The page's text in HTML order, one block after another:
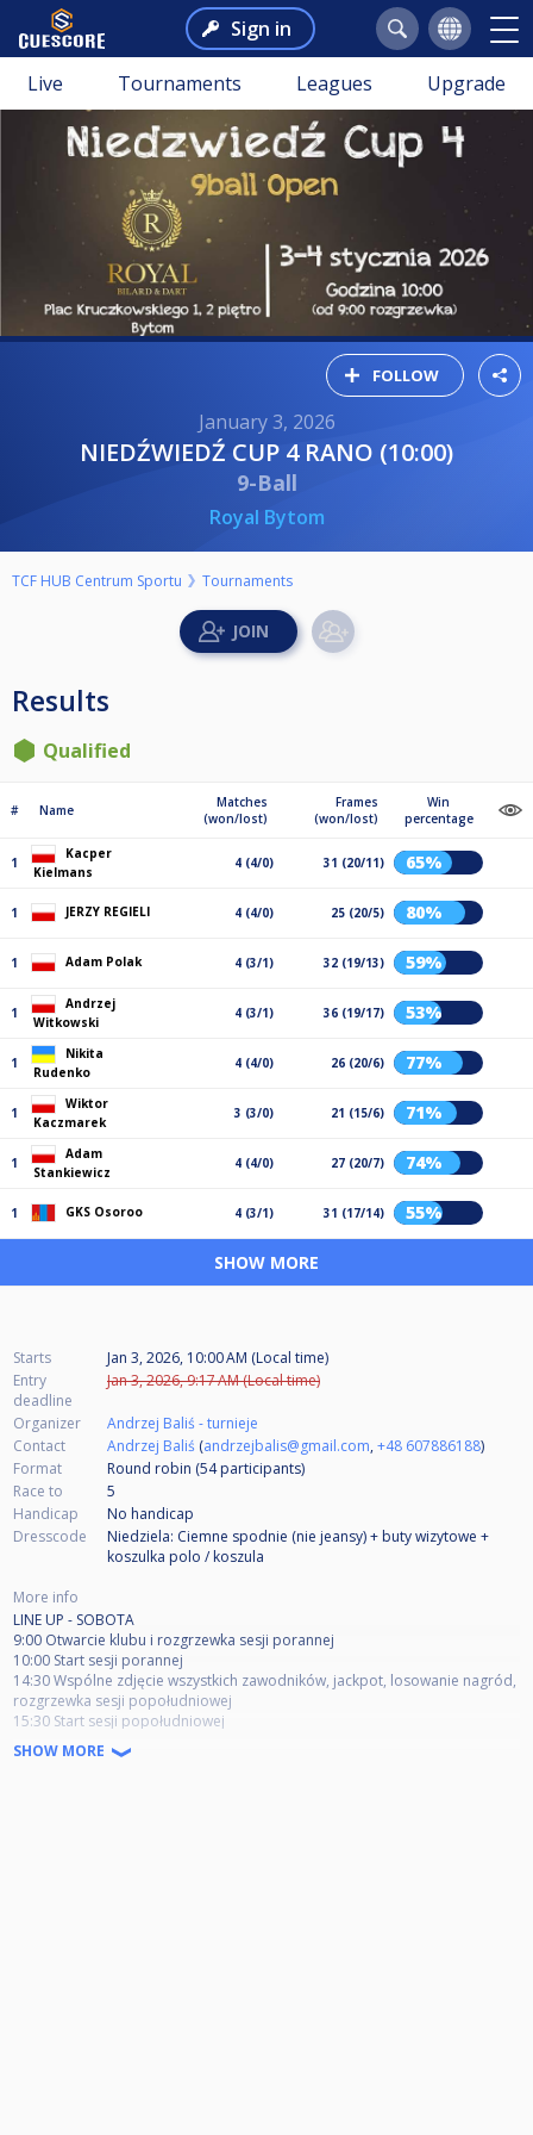
Sign in
Live Tournaments Leagues Upgrade
FOLLOW
January 3, 2026
NIEDŹWIEDŹ CUP 4 RANO (10:00)
9-Ball
Royal Bytom
TCF HUB Centrum Sportu Tournaments
Results
Qualified
# Name
Matches
(won/lost)
Frames
(won/lost)
Win
percentage
1
Kacper
Kielmans
4 (4/0) 31 (20/11) 65%
1 JERZY REGIELI 4 (4/0) 25 (20/5) 80%
1 Adam Polak 4 (3/1) 32 (19/13) 59%
1
Andrzej
Witkowski
4 (3/1) 36 (19/17) 53%
1
Nikita
Rudenko
4 (4/0) 26 (20/6) 77%
1
Wiktor
Kaczmarek
3 (3/0) 21 (15/6) 71%
1
Adam
Stankiewicz
4 (4/0) 27 (20/7) 74%
1 GKS Osoroo 4 (3/1) 31 (17/14) 55%
SHOW MORE
Starts
Jan 3, 2026, 10:00 AM (Local time)
Entry
deadline
Jan 3, 2026, 9:17 AM (Local time)
Organizer
Andrzej Baliś - turnieje
Contact
Andrzej Baliś (andrzejbalis@gmail.com,+48 607886188)
Format
Round robin (54participants)
Race to
5
Handicap
No handicap
Dresscode
Niedziela: Ciemne spodnie (nie jeansy) + buty wizytowe +
koszulka polo / koszula
More info
LINE UP - SOBOTA
9:00 Otwarcie klubu i rozgrzewka sesji porannej
10:00 Start sesji porannej
14:30 Wspólne zdjęcie wszystkich zawodników, jackpot, losowanie nagród,
rozgrzewka sesji popołudniowej
15:30 Start sesji popołudniowej
LINE UP - NIEDZIELA
9:00 Otwarcie klubu i rozgrzewka
SHOW MORE